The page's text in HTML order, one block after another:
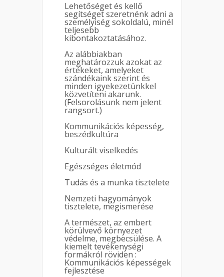
Lehetőséget és kellő
segítséget szeretnénk adni a
személyiség sokoldalú, minél
teljesebb
kibontakoztatásához.
Az alábbiakban
meghatározzuk azokat az
értékeket, amelyeket
szándékaink szerint és
minden igyekezetünkkel
közvetíteni akarunk.
(Felsorolásunk nem jelent
rangsort.)
Kommunikációs képesség,
beszédkultúra
Kulturált viselkedés
Egészséges életmód
Tudás és a munka tisztelete
Nemzeti hagyományok
tisztelete, megismerése
A természet, az embert
körülvevő környezet
védelme, megbecsülése. A
kiemelt tevékenységi
formákról röviden :
Kommunikációs képességek
fejlesztése